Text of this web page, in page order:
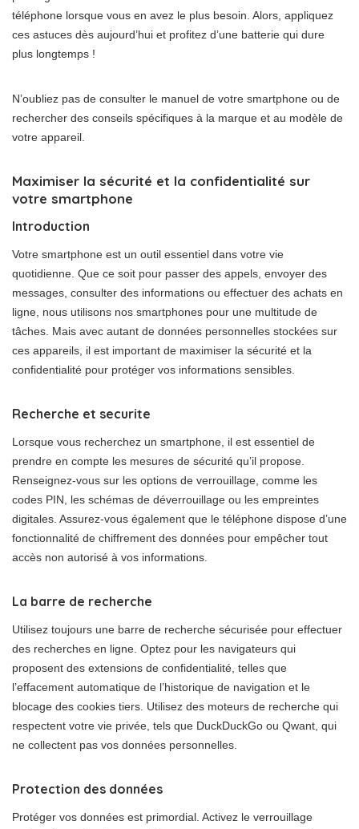
téléphone lorsque vous en avez le plus besoin. Alors, appliquez
ces astuces dès aujourd’hui et profitez d’une batterie qui dure
plus longtemps !
N’oubliez pas de consulter le manuel de votre smartphone ou de
rechercher des conseils spécifiques à la marque et au modèle de
votre appareil.
Maximiser la sécurité et la confidentialité sur
votre smartphone
Introduction
Votre smartphone est un outil essentiel dans votre vie
quotidienne. Que ce soit pour passer des appels, envoyer des
messages, consulter des informations ou effectuer des achats en
ligne, nous utilisons nos smartphones pour une multitude de
tâches. Mais avec autant de données personnelles stockées sur
ces appareils, il est important de maximiser la sécurité et la
confidentialité pour protéger vos informations sensibles.
Recherche et securite
Lorsque vous recherchez un smartphone, il est essentiel de
prendre en compte les mesures de sécurité qu’il propose.
Renseignez-vous sur les options de verrouillage, comme les
codes PIN, les schémas de déverrouillage ou les empreintes
digitales. Assurez-vous également que le téléphone dispose d’une
fonctionnalité de chiffrement des données pour empêcher tout
accès non autorisé à vos informations.
La barre de recherche
Utilisez toujours une barre de recherche sécurisée pour effectuer
des recherches en ligne. Optez pour les navigateurs qui
proposent des extensions de confidentialité, telles que
l’effacement automatique de l’historique de navigation et le
blocage des cookies tiers. Utilisez des moteurs de recherche qui
respectent votre vie privée, tels que DuckDuckGo ou Qwant, qui
ne collectent pas vos données personnelles.
Protection des données
Protéger vos données est primordial. Activez le verrouillage